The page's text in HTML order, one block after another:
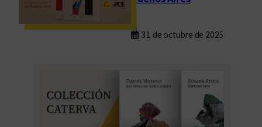
l
o
l
”
31 de octubre de 2025